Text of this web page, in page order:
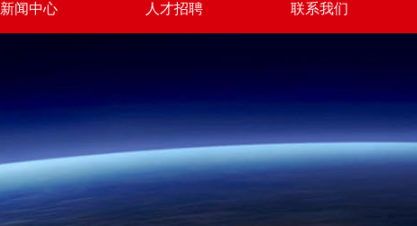
新闻中心 人才招聘 联系我们